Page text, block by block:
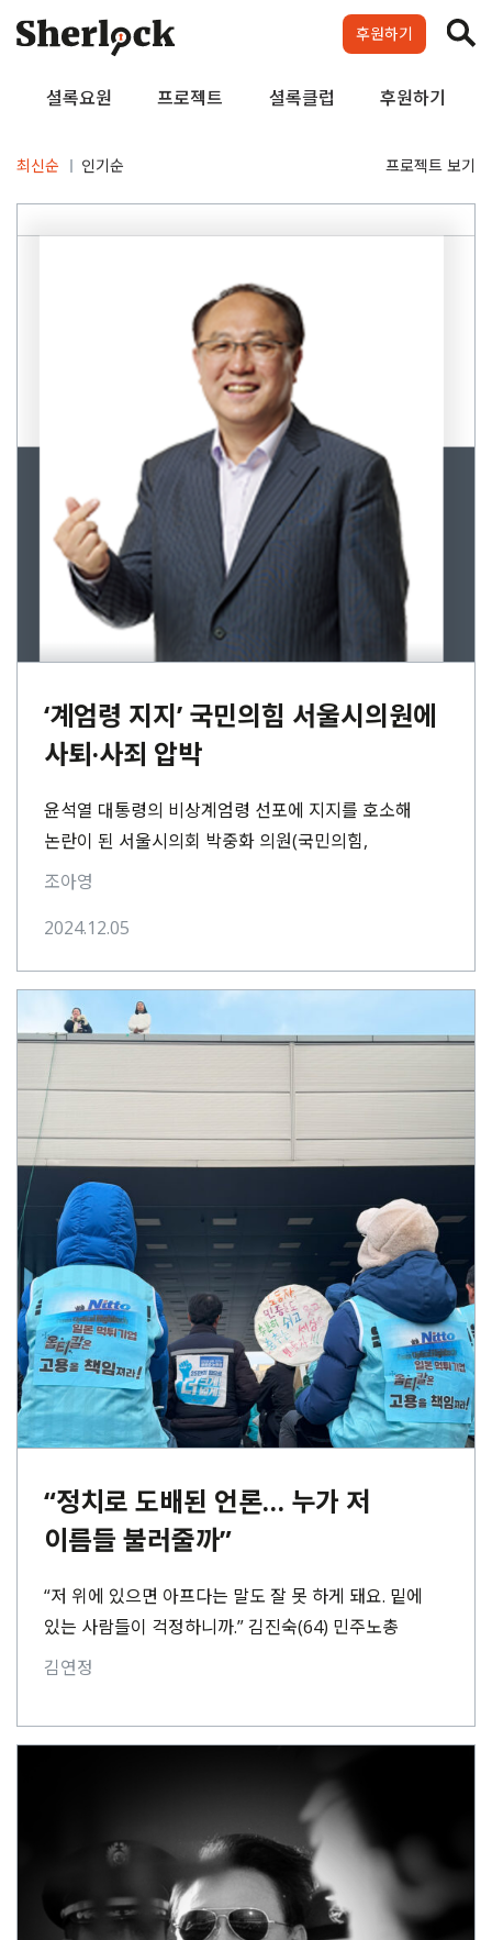
content
셜록요원 프로젝트 셜록클럽 후원하기
후원하기
최신순 인기순 프로젝트 보기
‘계엄령 지지’ 국민의힘 서울시의원에
사퇴·사죄 압박
윤석열 대통령의 비상계엄령 선포에 지지를 호소해
논란이 된 서울시의회 박중화 의원(국민의힘,
성동구제1선거구)에 대한 사죄와 사퇴 요구가
조아영
2024.12.05
“정치로 도배된 언론… 누가 저
이름들 불러줄까”
“저 위에 있으면 아프다는 말도 잘 못 하게 돼요. 밑에
있는 사람들이 걱정하니까.” 김진숙(64) 민주노총
부산본부 지도위원은 휘적휘적 걸음을 옮겼다.⋯
김연정